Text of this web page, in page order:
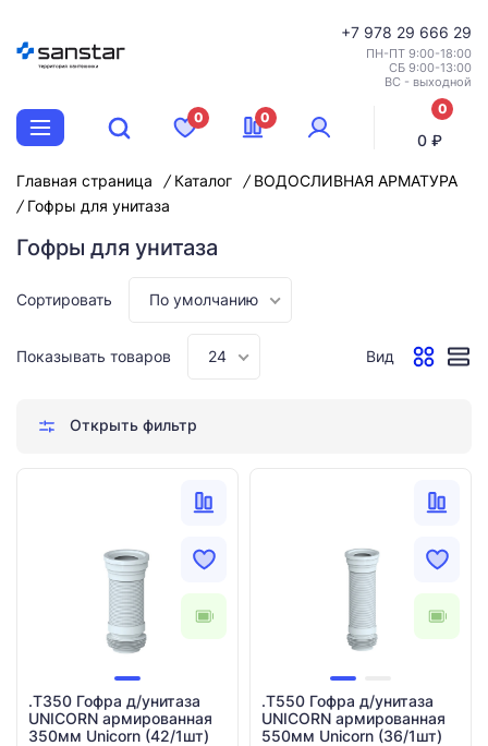
+7 978 29 666 29
ПН-ПТ 9:00-18:00
СБ 9:00-13:00
ВС - выходной
0 0
0
позиций
0 ₽
Главная страница Каталог
ВОДОСЛИВНАЯ АРМАТУРА
Гофры для унитаза
Гофры для унитаза
Сортировать По умолчанию
Показывать товаров 24 Вид
Открыть фильтр
.Т350 Гофра д/унитаза
UNICORN армированная
350мм Unicorn (42/1шт)
.Т550 Гофра д/унитаза
UNICORN армированная
550мм Unicorn (36/1шт)